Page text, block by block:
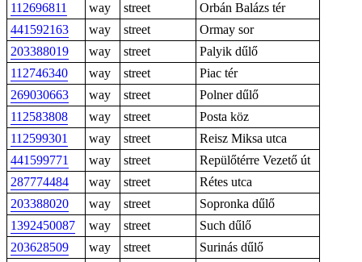
112696811
way street
Orbán Balázs tér
441592163
way street
Ormay sor
203388019
way street
Palyik dűlő
112746340
way street
Piac tér
269030663
way street
Polner dűlő
112583808
way street
Posta köz
112599301
way street
Reisz Miksa utca
441599771
way street
Repülőtérre Vezető út
287774484
way street
Rétes utca
203388020
way street
Sopronka dűlő
1392450087
way street
Such dűlő
203628509
way street Surinás dűlő